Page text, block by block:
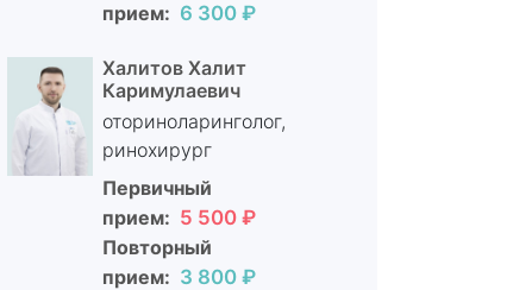
прием: 6 300 ₽
Халитов Халит
Каримулаевич
оториноларинголог,
ринохирург
Первичный
прием: 5 500 ₽
Повторный
прием: 3 800 ₽